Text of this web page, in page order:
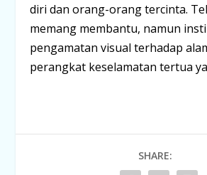
diri dan orang-orang tercinta.
memang membantu, namun
pengamatan visual terhadap
perangkat keselamatan tertua
SHARE: